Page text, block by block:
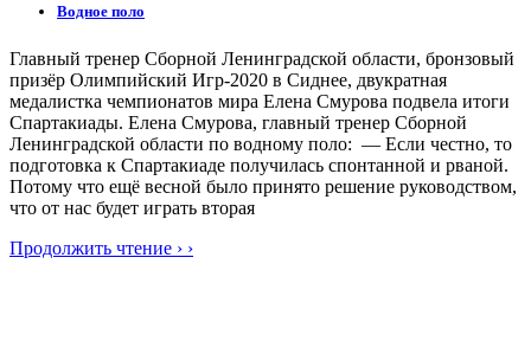
Водное поло
Главный тренер Сборной Ленинградской области, бронзовый
призёр Олимпийский Игр-2020 в Сиднее, двукратная
медалистка чемпионатов мира Елена Смурова подвела итоги
Спартакиады. Елена Смурова, главный тренер Сборной
Ленинградской области по водному поло: — Если честно, то
подготовка к Спартакиаде получилась спонтанной и рваной.
Потому что ещё весной было принято решение руководством,
что от нас будет играть вторая
Продолжить чтение › ›